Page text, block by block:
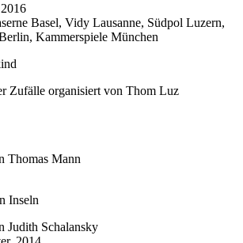
Basel, Vidy Lausanne, Südpol Luzern,
Kammerspiele München
Zufälle organisiert von Thom Luz
Thomas Mann
Inseln
Judith Schalansky